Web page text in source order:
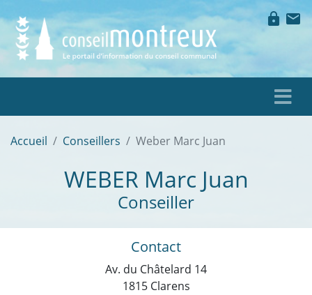
lockmail
Accueil Conseillers Weber Marc Juan
WEBER Marc Juan
Conseiller
Contact
Av. du Châtelard 14
1815 Clarens